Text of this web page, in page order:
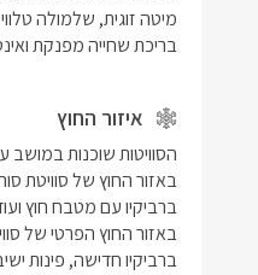
בריכת שחייה מפנקת
איזור החוץ
ברביקיו חדישה, פינות